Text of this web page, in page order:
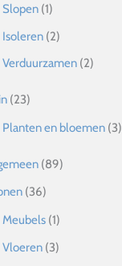
Slopen (1)
Isoleren (2)
Verduurzamen (2)
(23)
Planten en bloemen (3)
(89)
(36)
Meubels (1)
Vloeren (3)